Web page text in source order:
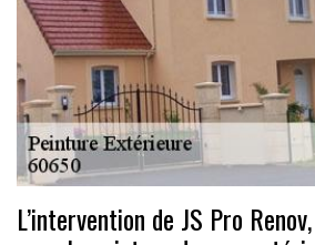
L’intervention de JS Pro